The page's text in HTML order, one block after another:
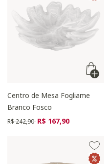
Centro de Mesa Fogliame
Branco Fosco
Preço reduzido de
R$ 242,90 para
R$ 167,90